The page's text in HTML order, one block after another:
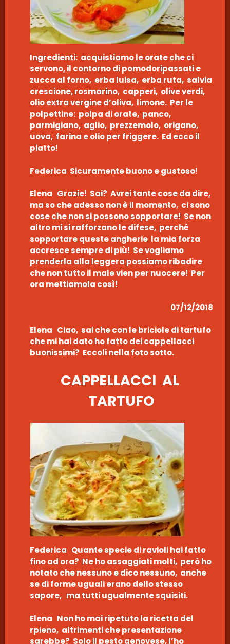
Ingredienti: acquistiamo le orate che ci
servono, il contorno di pomodoripassati e
zucca al forno, erba luisa, erba ruta, salvia
crescione, rosmarino, capperi, olive verdi,
olio extra vergine d’oliva, limone. Per le
polpettine: polpa di orate, panco,
parmigiano, aglio, prezzemolo, origano,
uova, farina e olio per friggere. Ed ecco il
piatto!
Federica Sicuramente buono e gustoso!
Elena Grazie! Sai? Avrei tante cose da dire,
ma so che adesso non è il momento, ci sono
cose che non si possono sopportare! Se non
altro mi si rafforzano le difese, perché
sopportare queste angherie la mia forza
accresce sempre di più! Se vogliamo
prenderla alla leggera possiamo ribadire
che non tutto il male vien per nuocere! Per
ora mettiamola così!
07/12/2018
Elena Ciao, sai che con le briciole di tartufo
che mi hai dato ho fatto dei cappellacci
buonissimi? Eccoli nella foto sotto.
CAPPELLACCI AL
TARTUFO
Federica Quante specie di ravioli hai fatto
fino ad ora? Ne ho assaggiati molti, però ho
notato che nessuno e dico nessuno, anche
se di forme uguali erano dello stesso
sapore, ma tutti ugualmente squisiti.
Elena Non ho mai ripetuto la ricetta del
rpieno, altrimenti che presentazione
sarebbe? Solo il pesto genovese, l’ho